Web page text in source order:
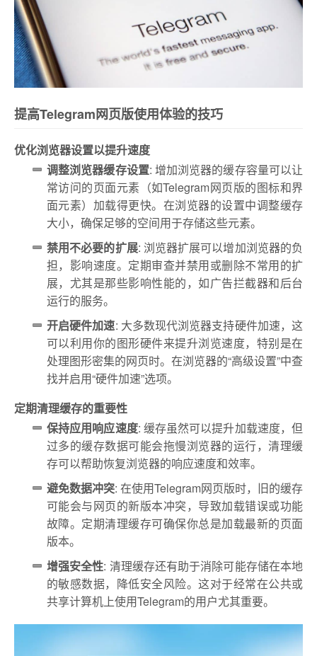
提高Telegram网页版使用体验的技巧
优化浏览器设置以提升速度
调整浏览器缓存设置: 增加浏览器的缓存容量可以让
常访问的页面元素（如Telegram网页版的图标和界
面元素）加载得更快。在浏览器的设置中调整缓存
大小，确保足够的空间用于存储这些元素。
禁用不必要的扩展: 浏览器扩展可以增加浏览器的负
担，影响速度。定期审查并禁用或删除不常用的扩
展，尤其是那些影响性能的，如广告拦截器和后台
运行的服务。
开启硬件加速: 大多数现代浏览器支持硬件加速，这
可以利用你的图形硬件来提升浏览速度，特别是在
处理图形密集的网页时。在浏览器的“高级设置”中查
找并启用“硬件加速”选项。
定期清理缓存的重要性
保持应用响应速度: 缓存虽然可以提升加载速度，但
过多的缓存数据可能会拖慢浏览器的运行，清理缓
存可以帮助恢复浏览器的响应速度和效率。
避免数据冲突: 在使用Telegram网页版时，旧的缓存
可能会与网页的新版本冲突，导致加载错误或功能
故障。定期清理缓存可确保你总是加载最新的页面
版本。
增强安全性: 清理缓存还有助于消除可能存储在本地
的敏感数据，降低安全风险。这对于经常在公共或
共享计算机上使用Telegram的用户尤其重要。